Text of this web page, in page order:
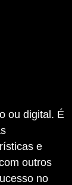
e
outros
no